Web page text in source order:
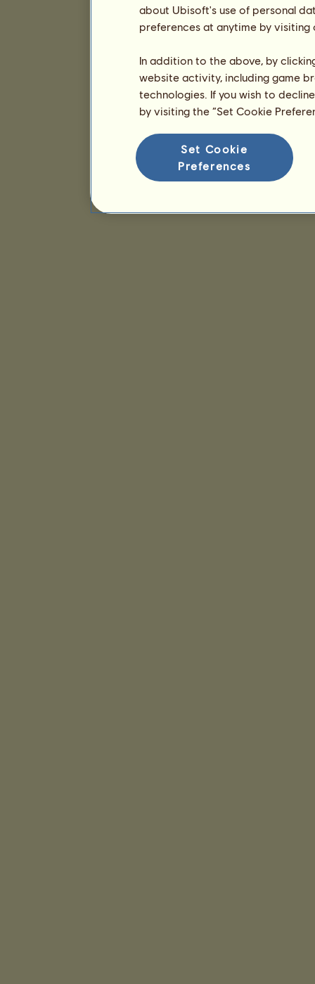
about Ubisoft's use of personal
preferences at anytime by
In addition to the above, by
website activity, including game
technologies. If you wish to
by visiting the “Set Cookie
Set Cookie
Preferences